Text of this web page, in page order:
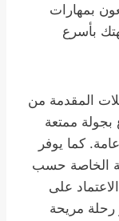
بمهارات
بأسرع
المقدمة من
بجولة ممتعة
كما يوفر
الخاصة حسب
على
رحلة مريحة